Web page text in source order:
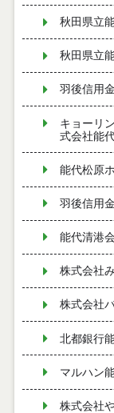
秋田県立
秋田県立
羽後信用
キョーリ
式会社能
能代松原
羽後信用
能代清港
株式会社
株式会社
北都銀行
マルハン
株式会社